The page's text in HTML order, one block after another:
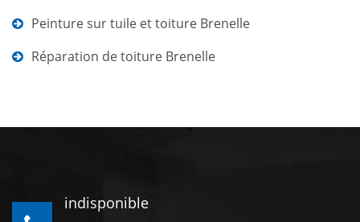
Peinture sur tuile et toiture Brenelle
Réparation de toiture Brenelle
indisponible